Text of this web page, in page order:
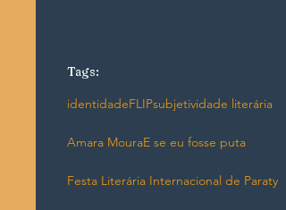
Tags:
identidadeFLIPsubjetividade literária
Amara MouraE se eu fosse puta
Festa Literária Internacional de Paraty